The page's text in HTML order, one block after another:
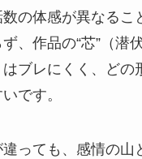
の体感が異なるこ
、作品の“芯”（潜
ブレにくく、どの
です。
っても、感情の山